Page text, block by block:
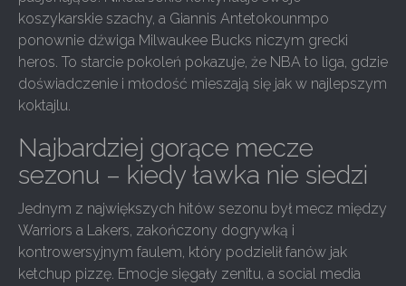
koszykarskie szachy, a Giannis Antetokounmpo
ponownie dźwiga Milwaukee Bucks niczym grecki
heros. To starcie pokoleń pokazuje, że NBA to liga, gdzie
doświadczenie i młodość mieszają się jak w najlepszym
koktajlu.
Najbardziej gorące mecze
sezonu – kiedy ławka nie siedzi
Jednym z największych hitów sezonu był mecz między
Warriors a Lakers, zakończony dogrywką i
kontrowersyjnym faulem, który podzielił fanów jak
ketchup pizzę. Emocje sięgały zenitu, a social media